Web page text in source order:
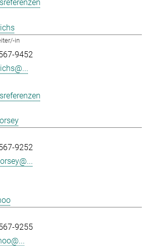
in
9452
9252
9255